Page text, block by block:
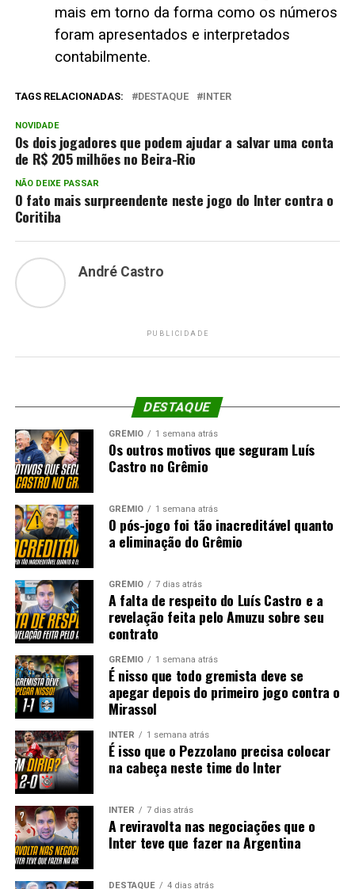
mais em torno da forma como os números
foram apresentados e interpretados
contabilmente.
TAGS RELACIONADAS: DESTAQUE INTER
NOVIDADE
Os dois jogadores que podem ajudar a salvar uma conta
de R$ 205 milhões no Beira-Rio
NÃO DEIXE PASSAR
O fato mais surpreendente neste jogo do Inter contra o
Coritiba
André Castro
PUBLICIDADE
DESTAQUE
GRÊMIO 1 semana atrás
Os outros motivos que seguram Luís
Castro no Grêmio
GRÊMIO 1 semana atrás
O pós-jogo foi tão inacreditável quanto
a eliminação do Grêmio
GRÊMIO 7 dias atrás
A falta de respeito do Luís Castro e a
revelação feita pelo Amuzu sobre seu
contrato
GRÊMIO 1 semana atrás
É nisso que todo gremista deve se
apegar depois do primeiro jogo contra o
Mirassol
INTER 1 semana atrás
É isso que o Pezzolano precisa colocar
na cabeça neste time do Inter
INTER 7 dias atrás
A reviravolta nas negociações que o
Inter teve que fazer na Argentina
DESTAQUE 4 dias atrás